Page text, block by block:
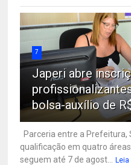
7
Japeri abre
bolsa-auxílio de
Parceria entre a Prefeitura,
qualificação em quatro
seguem até 7 de agost...
Leia